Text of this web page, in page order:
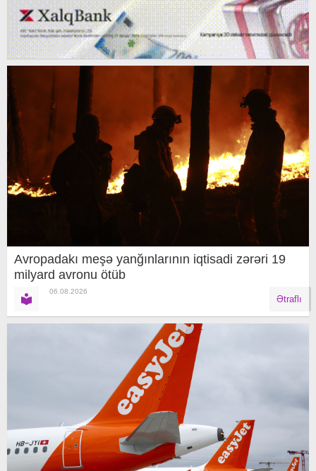
Avropadakı meşə yanğınlarının iqtisadi zərəri 19
milyard avronu ötüb
06.08.2026
Ətraflı